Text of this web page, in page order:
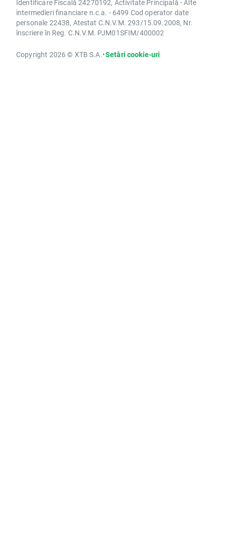
Identificare Fiscală 24270192, Activitate Principală - Alte
intermedieri financiare n.c.a. - 6499 Cod operator date
personale 22438, Atestat C.N.V.M. 293/15.09.2008, Nr.
înscriere în Reg. C.N.V.M. PJM01SFIM/400002
Copyright 2026 © XTB S.A.•Setări cookie-uri